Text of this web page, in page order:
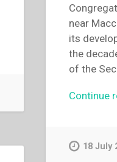
near
its
the
of the
Continue
18 July